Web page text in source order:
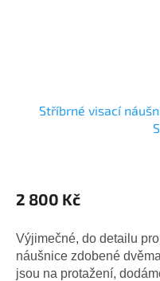
Stříbrné visací
2 800 Kč
Výjimečné, do detailu
náušnice zdobené
jsou na protažení,